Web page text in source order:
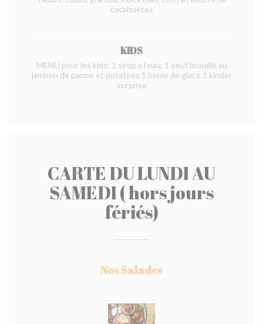
cacahuètes
KIDS
MENU pour les kids: 1 sirop a l eau, 1 oeuf brouillé au
jambon de parme et potatoes 1 boule de glace 1 kinder
surprise
CARTE DU LUNDI AU
SAMEDI ( hors jours
fériés)
Nos Salades